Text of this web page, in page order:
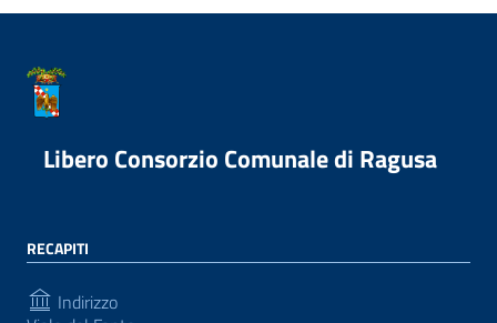
Libero Consorzio Comunale di Ragusa
RECAPITI
Indirizzo